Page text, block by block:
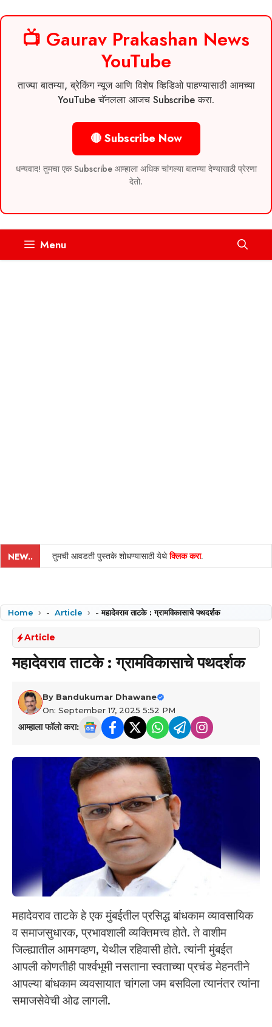
📺 Gaurav Prakashan News
YouTube
ताज्या बातम्या, ब्रेकिंग न्यूज आणि विशेष व्हिडिओ पाहण्यासाठी आमच्या
YouTube चॅनलला आजच Subscribe करा.
🔴 Subscribe Now
धन्यवाद! तुमचा एक Subscribe आम्हाला अधिक चांगल्या बातम्या देण्यासाठी प्रेरणा
देतो.
Menu
NEW.. तुमची आवडती पुस्तके शोधण्यासाठी येथेक्लिक करा.
Home - Article -महादेवराव ताटके : ग्रामविकासाचे पथदर्शक
Article
महादेवराव ताटके : ग्रामविकासाचे पथदर्शक
By Bandukumar Dhawane
On: September 17, 2025 5:52 PM
आम्हाला फॉलो करा:
महादेवराव ताटके हे एक मुंबईतील प्रसिद्ध बांधकाम व्यावसायिक
व समाजसुधारक, प्रभावशाली व्यक्तिमत्त्व होते. ते वाशीम
जिल्ह्यातील आमगव्हण, येथील रहिवासी होते. त्यांनी मुंबईत
आपली कोणतीही पार्श्वभूमी नसताना स्वताच्या प्रचंड मेहनतीने
आपल्या बांधकाम व्यवसायात चांगला जम बसविला त्यानंतर त्यांना
समाजसेवेची ओढ लागली.